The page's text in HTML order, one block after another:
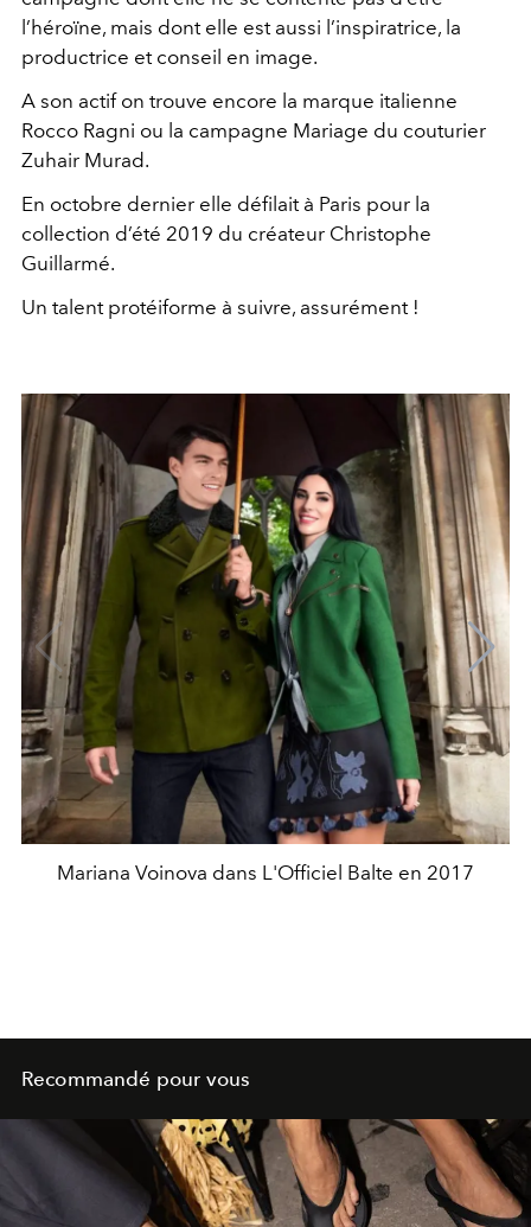
l’héroïne, mais dont elle est aussi l’inspiratrice, la
productrice et conseil en image.
A son actif on trouve encore la marque italienne
Rocco Ragni ou la campagne Mariage du couturier
Zuhair Murad.
En octobre dernier elle défilait à Paris pour la
collection d’été 2019 du créateur Christophe
Guillarmé.
Un talent protéiforme à suivre, assurément !
Mariana Voinova dans L'Officiel Balte en 2017
Recommandé pour vous